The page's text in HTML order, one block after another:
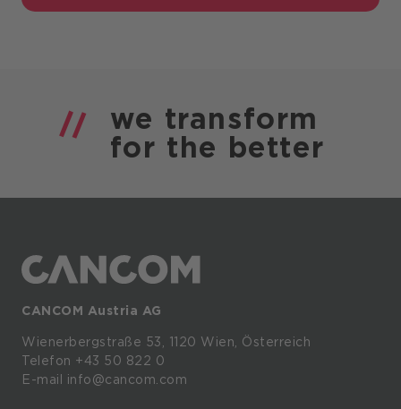
we transform
for the better
CANCOM Austria AG
Wienerbergstraße 53, 1120 Wien, Österreich
Telefon +43 50 822 0
E-mail info@cancom.com